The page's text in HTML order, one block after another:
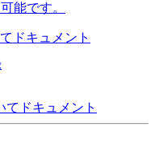
能です。
ドキュメント
て ドキュメント